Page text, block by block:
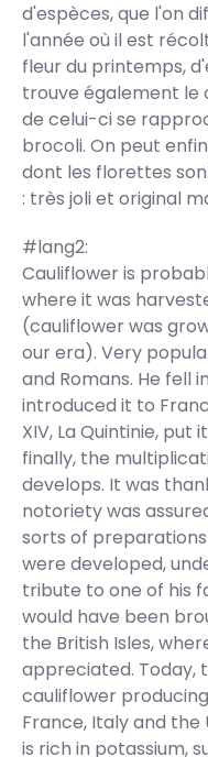
d'espèces, que l'on
l'année où il est
fleur du printemps,
trouve également le
de celui-ci se
brocoli. On peut
dont les florettes
: très joli et original
#lang2:
Cauliflower is
where it was
(cauliflower was
our era). Very
and Romans. He fell
introduced it to
XIV, La Quintinie, put
finally, the
develops. It was
notoriety was
sorts of
were developed,
tribute to one of his
would have been
the British Isles,
appreciated.
cauliflower
France, Italy and
is rich in potassium,